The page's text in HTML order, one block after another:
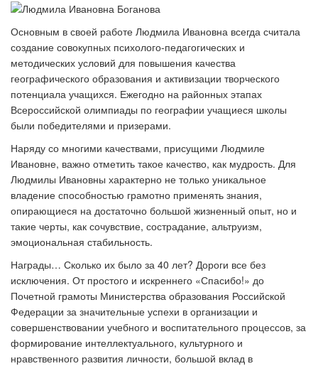
Основным в своей работе Людмила Ивановна всегда считала
создание совокупных психолого-педагогических и
методических условий для повышения качества
географического образования и активизации творческого
потенциала учащихся. Ежегодно на районных этапах
Всероссийской олимпиады по географии учащиеся школы
были победителями и призерами.
Наряду со многими качествами, присущими Людмиле
Ивановне, важно отметить такое качество, как мудрость. Для
Людмилы Ивановны характерно не только уникальное
владение способностью грамотно применять знания,
опирающиеся на достаточно большой жизненный опыт, но и
такие черты, как сочувствие, сострадание, альтруизм,
эмоциональная стабильность.
Награды… Сколько их было за 40 лет? Дороги все без
исключения. От простого и искреннего «Спасибо!» до
Почетной грамоты Министерства образования Российской
Федерации за значительные успехи в организации и
совершенствовании учебного и воспитательного процессов, за
формирование интеллектуального, культурного и
нравственного развития личности, большой вклад в